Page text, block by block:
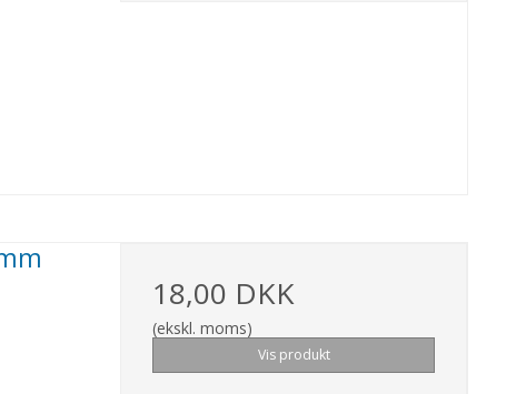
18,00 DKK
(ekskl. moms)
Vis produkt